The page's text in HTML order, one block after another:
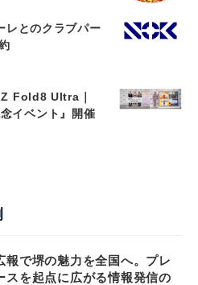
レとのクラブパー
Fold8 Ultra｜
イベント』開催
報で堺の魅力を全国へ。プレ
スを起点に広がる情報発信の